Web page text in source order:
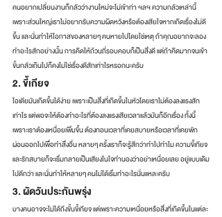
คนอยากเปลี่ยนงานก็กลัวว่างานใหม่จะไม่เข้าท่า ฯลฯ ความกลัวเหล่านี้
เพราะส่วนใหญ่เราไม่อยากรับความผิดหวังหรือต้องเสียใจหากเกิดเรื่องไม่ดี
ขึ้น และนั่นทำให้โอกาสของหลายๆ คนหายไปโดยใช่เหตุ ถ้าคุณอยากจะลอง
ทำอะไรสักอย่างนั้น การคิดให้ถ้วนถี่รอบคอบก็เป็นสิ่งดี แต่ถ้าคิดมากจนเข้า
ขั้นกลัวเกินไปก็คงไม่ใช่เรื่องดีสักเท่าไรหรอกนะครับ
2. ขี้เกียจ
ไอเดียมันเกิดขึ้นได้ง่าย เพราะเป็นสิ่งที่เกิดขึ้นในหัวโดยเราไม่ต้องลงแรงสัก
เท่าไร แต่พอจะให้ต้องทำอะไรที่ต้องลงแรงเสียเวลาแล้วมันก็อีกเรื่อง ทั้งนี้
เพราะเราต้องเหนื่อยเพิ่มขึ้น ต้องทอนเวลาที่เคยสบายหรือเวลาที่เคยพัก
ผ่อนออกไปเพื่อทำสิ่งอื่น หลายๆ ครั้งเราก็จะรู้สึกว่าทำไปทำไม ความขี้เกียจ
และรักสบายก็จะเริ่มกลายเป็นเสียงในใจทำนองว่าอย่าเหนื่อยเลย อยู่แบบเดิม
ไปดีกว่า และนั่นทำให้หลายๆ คนไม่ได้เริ่มทำอะไรนั่นแหละครับ
3. ผัดวันประกันพรุ่ง
บางคนอาจจะไม่ได้ถึงขั้นขี้เกียจ แต่เพราะความเหนื่อยหรือสิ่งที่เกิดขึ้นในแต่ละ